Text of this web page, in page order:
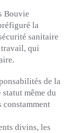
Bouvie
la
sanitaire
qui
de la
même du
constamment
divins, les